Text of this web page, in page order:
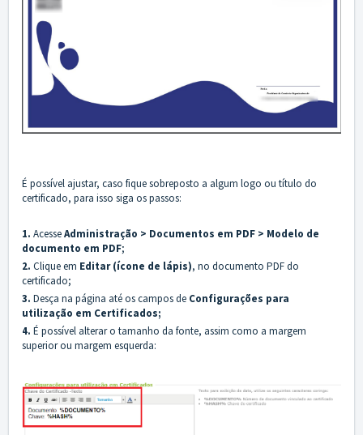
É possível ajustar, caso fique sobreposto a algum logo ou título do
certificado, para isso siga os passos:
1. AcesseAdministração > Documentos em PDF > Modelo de
documento em PDF;
2. Clique em Editar (ícone de lápis), no documento PDF do
certificado;
3. Desça na página até os campos de Configurações para
utilização em Certificados;
4. É possível alterar o tamanho da fonte, assim como a margem
superior ou margem esquerda: